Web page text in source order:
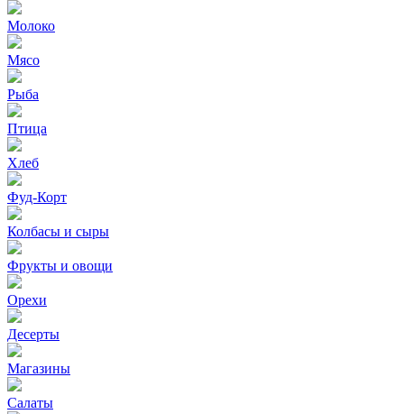
Молоко
Мясо
Рыба
Птица
Хлеб
Фуд-Корт
Колбасы и сыры
Фрукты и овощи
Орехи
Десерты
Магазины
Салаты